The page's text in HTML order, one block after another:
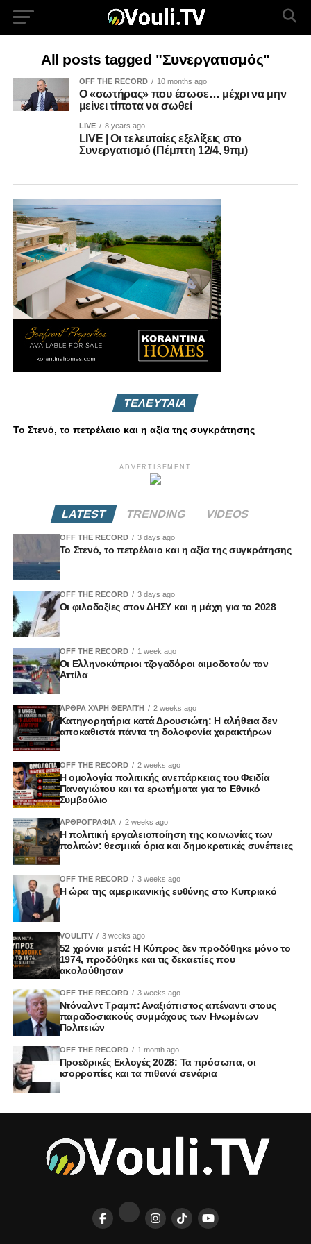
All posts tagged "Συνεργατισμός"
OFF THE RECORD 10 months ago
Ο «σωτήρας» που έσωσε… μέχρι να μην
μείνει τίποτα να σωθεί
LIVE 8 years ago
LIVE | Οι τελευταίες εξελίξεις στο
Συνεργατισμό (Πέμπτη 12/4, 9πμ)
ΤΕΛΕΥΤΑΙΑ
Το Στενό, το πετρέλαιο και η αξία της συγκράτησης
ADVERTISEMENT
LATEST TRENDING VIDEOS
OFF THE RECORD 3 days ago
Το Στενό, το πετρέλαιο και η αξία της συγκράτησης
OFF THE RECORD 3 days ago
Οι φιλοδοξίες στον ΔΗΣΥ και η μάχη για το 2028
OFF THE RECORD 1 week ago
Οι Ελληνοκύπριοι τζογαδόροι αιμοδοτούν τον
Αττίλα
ΆΡΘΡΑ ΧΆΡΗ ΘΕΡΑΠΉ 2 weeks ago
Κατηγορητήρια κατά Δρουσιώτη: Η αλήθεια δεν
αποκαθιστά πάντα τη δολοφονία χαρακτήρων
OFF THE RECORD 2 weeks ago
Η ομολογία πολιτικής ανεπάρκειας του Φειδία
Παναγιώτου και τα ερωτήματα για το Εθνικό
Συμβούλιο
ΑΡΘΡΟΓΡΑΦΙΑ 2 weeks ago
Η πολιτική εργαλειοποίηση της κοινωνίας των
πολιτών: θεσμικά όρια και δημοκρατικές συνέπειες
OFF THE RECORD 3 weeks ago
Η ώρα της αμερικανικής ευθύνης στο Κυπριακό
VOULITV 3 weeks ago
52 χρόνια μετά: Η Κύπρος δεν προδόθηκε μόνο το
1974, προδόθηκε και τις δεκαετίες που
ακολούθησαν
OFF THE RECORD 3 weeks ago
Ντόναλντ Τραμπ: Αναξιόπιστος απέναντι στους
παραδοσιακούς συμμάχους των Ηνωμένων
Πολιτειών
OFF THE RECORD 1 month ago
Προεδρικές Εκλογές 2028: Τα πρόσωπα, οι
ισορροπίες και τα πιθανά σενάρια